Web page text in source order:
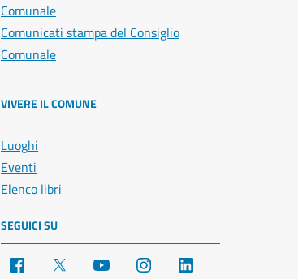
Comunale
Comunicati stampa del Consiglio
Comunale
VIVERE IL COMUNE
Luoghi
Eventi
Elenco libri
SEGUICI SU
Facebook YouTube Instagram